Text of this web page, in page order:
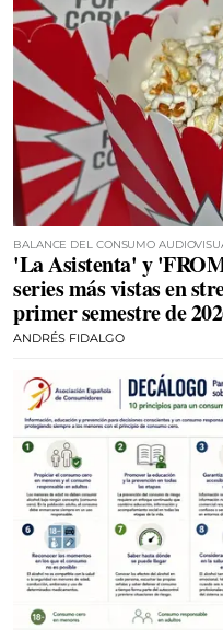
BALANCE DEL CONSUMO
'La Asistenta' y
series más vistas en
primer semestre de
ANDRÉS FIDALGO